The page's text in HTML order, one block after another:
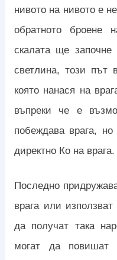
нивото на нивото е
обратното
скалата ще
светлина, този път
която нанася на
въпреки че е
побеждава врага,
директно Ко на врага.
Последно
врага или
да получат така
могат да